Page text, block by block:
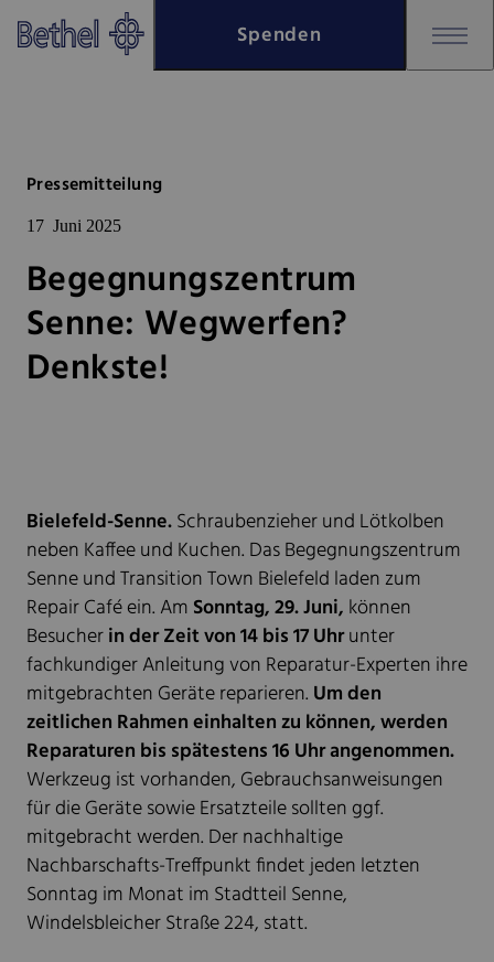
Zum Hauptinhalt springen
Zur Fußzeile springen
Spenden
Pressemitteilung
17 Juni 2025
Begegnungszentrum
Senne: Wegwerfen?
Denkste!
Bielefeld-Senne.Schraubenzieher und Lötkolben
neben Kaffee und Kuchen. Das Begegnungszentrum
Senne und Transition Town Bielefeld laden zum
Repair Café ein. Am Sonntag, 29. Juni, können
Besucherin der Zeit von 14 bis 17 Uhrunter
fachkundiger Anleitung von Reparatur-Experten ihre
mitgebrachten Geräte reparieren. Um den
zeitlichen Rahmen einhalten zu können, werden
Reparaturen bis spätestens 16 Uhr angenommen.
Werkzeug ist vorhanden, Gebrauchsanweisungen
für die Geräte sowie Ersatzteile sollten ggf.
mitgebracht werden. Der nachhaltige
Nachbarschafts-Treffpunkt findet jeden letzten
Sonntag im Monat im Stadtteil Senne,
Windelsbleicher Straße 224, statt.